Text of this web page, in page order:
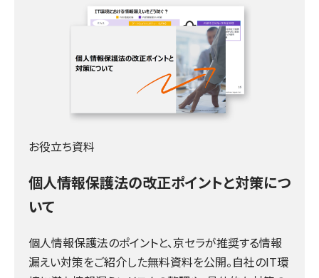
お役立ち資料
個人情報保護法の改正ポイントと対策につ
いて
個人情報保護法のポイントと、京セラが推奨する情報
漏えい対策をご紹介した無料資料を公開。自社のIT環